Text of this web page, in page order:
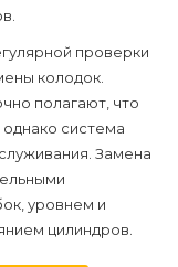
проверки
колодок.
полагают, что
система
Замена
уровнем и
цилиндров.